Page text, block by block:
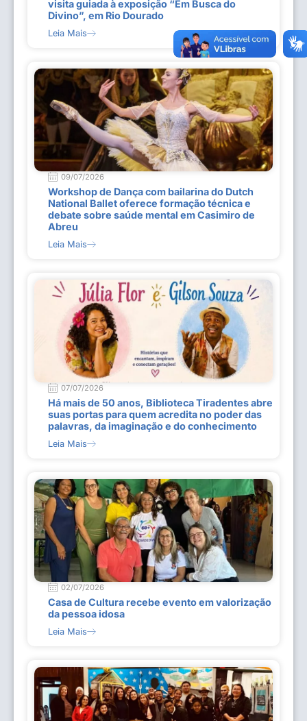
visita guiada à exposição “Em Busca do
Divino”, em Rio Dourado
Leia Mais
09/07/2026
Workshop de Dança com bailarina do Dutch
National Ballet oferece formação técnica e
debate sobre saúde mental em Casimiro de
Abreu
Leia Mais
07/07/2026
Há mais de 50 anos, Biblioteca Tiradentes abre
suas portas para quem acredita no poder das
palavras, da imaginação e do conhecimento
Leia Mais
02/07/2026
Casa de Cultura recebe evento em valorização
da pessoa idosa
Leia Mais